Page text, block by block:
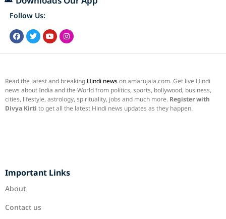
Follow Us:
Read the latest and breaking Hindi newson amarujala.com. Get live Hindi
news about India and the World from politics, sports, bollywood, business,
cities, lifestyle, astrology, spirituality, jobs and much more. Register with
Divya Kirti to get all the latest Hindi news updates as they happen.
Important Links
About
Contact us